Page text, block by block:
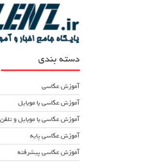
دسته بندی
آموزش عکاسی
آموزش عکاسی با موبایل
آموزش عکاسی با موبایل و
آموزش عکاسی پایه
آموزش عکاسی پیشرفته